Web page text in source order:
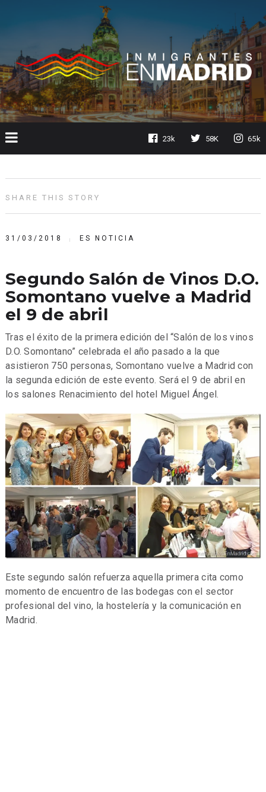
23k 58K 65k
SHARE THIS STORY
31/03/2018 ES NOTICIA
Segundo Salón de Vinos D.O.
Somontano vuelve a Madrid
el 9 de abril
Tras el éxito de la primera edición del “Salón de los vinos
D.O. Somontano” celebrada el año pasado a la que
asistieron 750 personas, Somontano vuelve a Madrid con
la segunda edición de este evento. Será el 9 de abril en
los salones Renacimiento del hotel Miguel Ángel.
Este segundo salón refuerza aquella primera cita como
momento de encuentro de las bodegas con el sector
profesional del vino, la hostelería y la comunicación en
Madrid.